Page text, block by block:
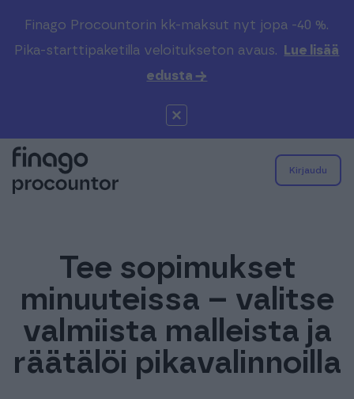
Finago Procountorin kk-maksut nyt jopa -40 %.
Pika-starttipaketilla veloitukseton avaus.
Lue lisää
edusta →
Kirjaudu
SOLO
SOPIMUSKONE
FINAGO SIGN
Tee sopimukset
minuuteissa – valitse
valmiista malleista ja
räätälöi pikavalinnoilla